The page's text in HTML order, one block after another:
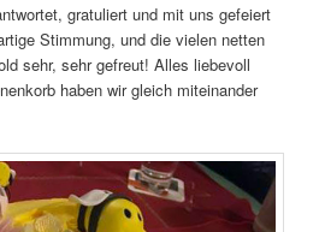
gratuliert und mit uns gefeiert
Stimmung, und die vielen netten
sehr, sehr gefreut! Alles liebevoll
haben wir gleich miteinander